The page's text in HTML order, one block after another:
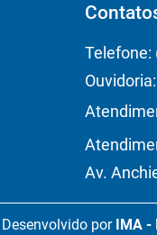
Telefone:
Av.
Desenvolvido por IMA